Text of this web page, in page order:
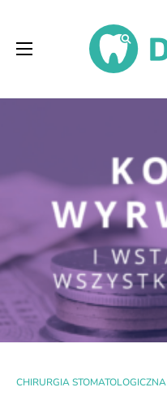
CHIRURGIA STOMATOLOGICZNA